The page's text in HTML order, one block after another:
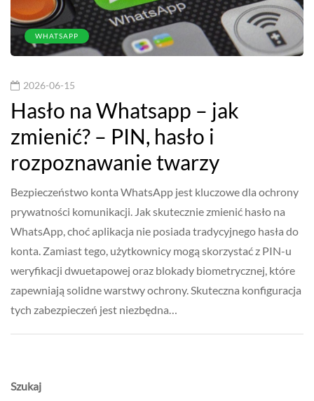
WHATSAPP
2026-06-15
Hasło na Whatsapp – jak
zmienić? – PIN, hasło i
rozpoznawanie twarzy
Bezpieczeństwo konta WhatsApp jest kluczowe dla ochrony
prywatności komunikacji. Jak skutecznie zmienić hasło na
WhatsApp, choć aplikacja nie posiada tradycyjnego hasła do
konta. Zamiast tego, użytkownicy mogą skorzystać z PIN-u
weryfikacji dwuetapowej oraz blokady biometrycznej, które
zapewniają solidne warstwy ochrony. Skuteczna konfiguracja
tych zabezpieczeń jest niezbędna…
Szukaj